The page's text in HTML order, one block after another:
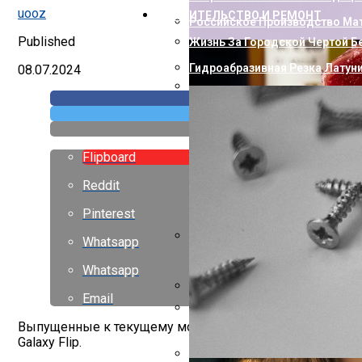
Как Пополнить Стим:
Насколько Близки Латынь И
Горизонтальный
Российское Производство
СТРОИТЕЛЬСТВО И РЕМОНТ
Жизнь За Городской Чертой
Гидроабразивная Резка
uooz
Published
08.07.2024
Flipboard
Reddit
Pinterest
Whatsapp
Whatsapp
Email
Выпущенные к текущему моменту складные
Galaxy Flip.